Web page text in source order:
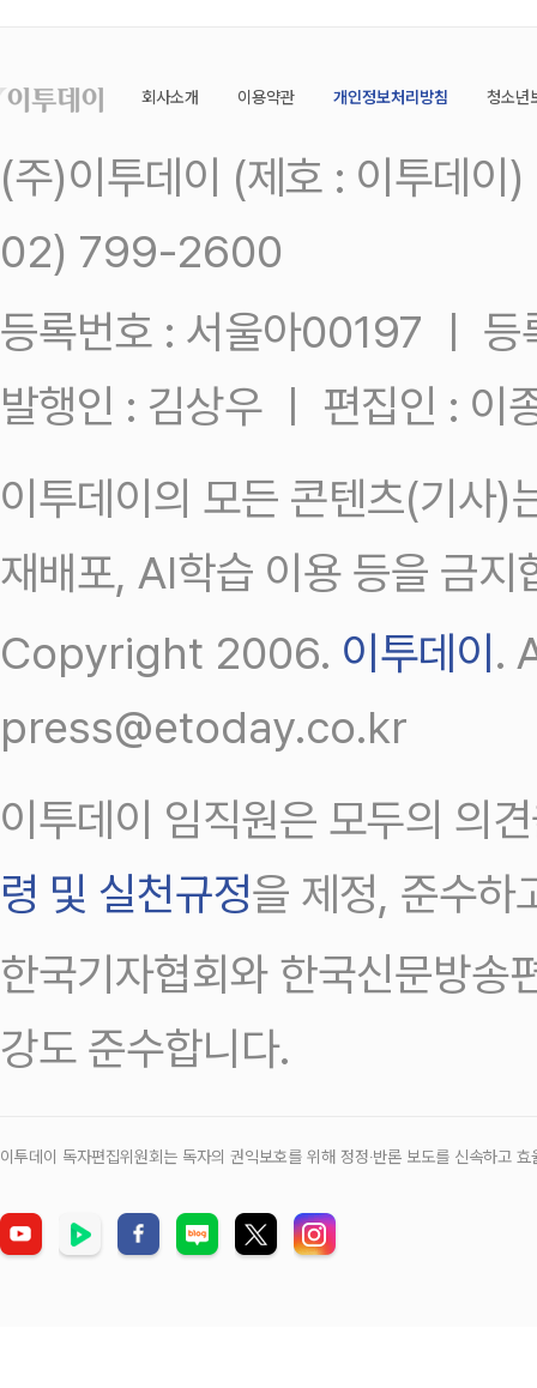
회사소개 이용약관 개인정보처리방침 청소년
(주)이투데이 (제호 : 이투데
02) 799-2600
등록번호 : 서울아00197 ㅣ
발행인 : 김상우 ㅣ 편집인 : 이
이투데이의 모든 콘텐츠(기사)
재배포, AI학습 이용 등을 금지
Copyright 2006. 이투데이.
press@etoday.co.kr
이투데이 임직원은 모두의 의
령 및 실천규정을 제정, 준수하
한국기자협회와 한국신문방송
강도 준수합니다.
이투데이 독자편집위원회는 독자의 권익보호를 위해 정정‧반론 보도를 신속하고